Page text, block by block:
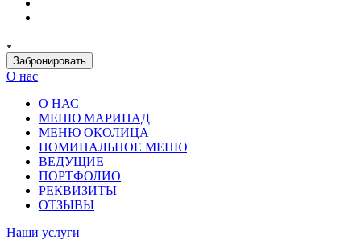
Забронировать
О нас
О НАС
МЕНЮ МАРИНАД
МЕНЮ ОКОЛИЦА
ПОМИНАЛЬНОЕ МЕНЮ
ВЕДУЩИЕ
ПОРТФОЛИО
РЕКВИЗИТЫ
ОТЗЫВЫ
Наши услуги